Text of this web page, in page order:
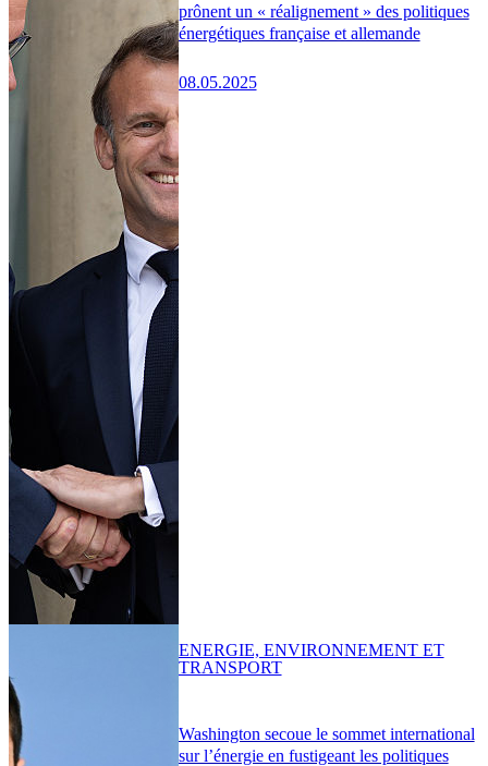
prônent un « réalignement » des politiques
énergétiques française et allemande
08.05.2025
Washington secoue le sommet international
sur l’énergie en fustigeant les politiques
ENERGIE, ENVIRONNEMENT ET
TRANSPORT